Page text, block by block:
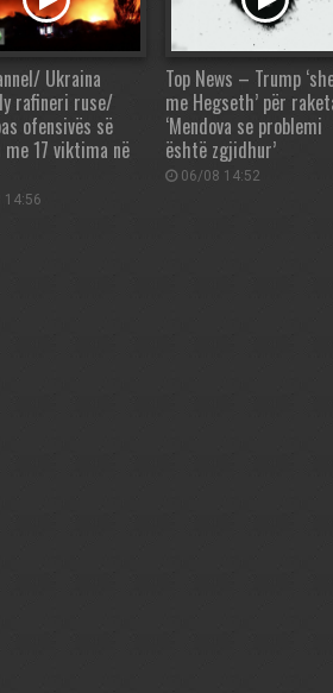
Ukraina
rafineri ruse/
ofensivës së
me 17 viktima në
14:56
Top News – Trump
me Hegseth’ për
‘Mendova se problemi
është zgjidhur’
06/08 14:52